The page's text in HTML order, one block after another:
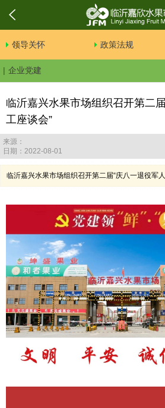
领导关怀 政策法规
企业党建
临沂嘉兴水果市场组织召开第二
工座谈会”
来源：
日期：2022-08-01
临沂嘉兴水果市场组织召开第二届“庆八一退役军